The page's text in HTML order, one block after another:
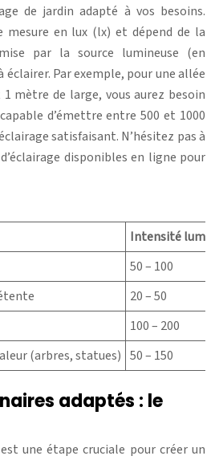
de jardin adapté à vos besoins.
mesure en lux (lx) et dépend de la
par la source lumineuse (en
éclairer. Par exemple, pour une allée
mètre de large, vous aurez besoin
d’émettre entre 500 et 1000
satisfaisant. N’hésitez pas à
disponibles en ligne pour
Intensité
50 – 100
20 – 50
100 – 200
(arbres, statues) 50 – 150
adaptés : le
une étape cruciale pour créer un